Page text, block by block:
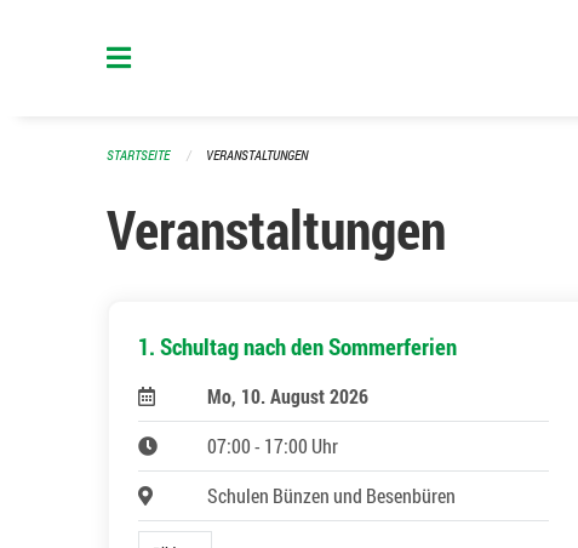
STARTSEITE VERANSTALTUNGEN
Veranstaltungen
1. Schultag nach den Sommerferien
Mo, 10. August 2026
07:00 - 17:00 Uhr
Schulen Bünzen und Besenbüren